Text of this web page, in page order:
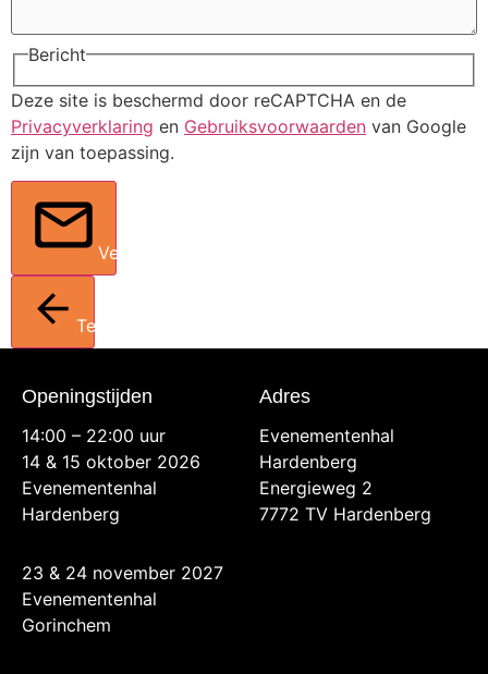
Bericht
Deze site is beschermd door reCAPTCHA en de
Privacyverklaring en Gebruiksvoorwaarden van Google
zijn van toepassing.
Verstuur
Terug
Openingstijden
14:00 – 22:00 uur
14 & 15 oktober 2026
Evenementenhal
Hardenberg
23 & 24 november 2027
Evenementenhal
Gorinchem
Adres
Evenementenhal
Hardenberg
Energieweg 2
7772 TV Hardenberg